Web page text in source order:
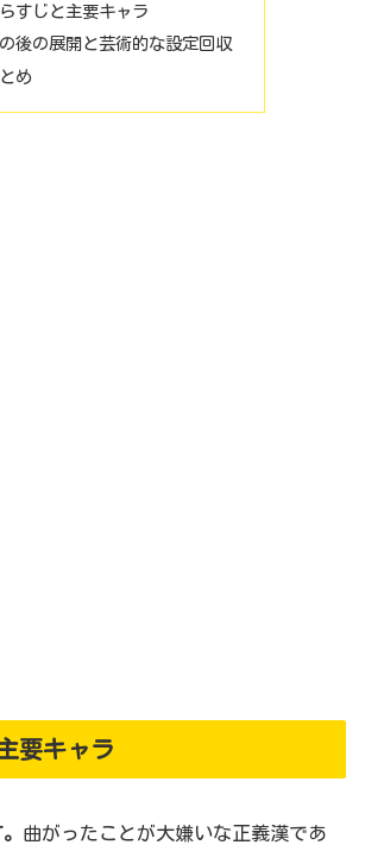
すじと主要キャラ
後の展開と芸術的な設定回収
め
要キャラ
曲がったことが大嫌いな正義漢であ